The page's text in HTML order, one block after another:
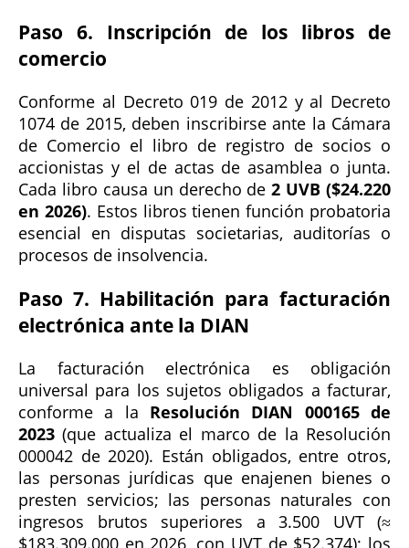
Paso 6. Inscripción de los libros de
comercio
Conforme al Decreto 019 de 2012 y al Decreto
1074 de 2015, deben inscribirse ante la Cámara
de Comercio el libro de registro de socios o
accionistas y el de actas de asamblea o junta.
Cada libro causa un derecho de2 UVB ($24.220
en 2026). Estos libros tienen función probatoria
esencial en disputas societarias, auditorías o
procesos de insolvencia.
Paso 7. Habilitación para facturación
electrónica ante la DIAN
La facturación electrónica es obligación
universal para los sujetos obligados a facturar,
conforme a la Resolución DIAN 000165 de
2023 (que actualiza el marco de la Resolución
000042 de 2020). Están obligados, entre otros,
las personas jurídicas que enajenen bienes o
presten servicios; las personas naturales con
ingresos brutos superiores a 3.500 UVT (≈
$183.309.000 en 2026, con UVT de $52.374); los